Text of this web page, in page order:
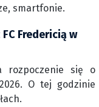
smartfonie.
Fredericią w
rozpoczenie się o
O tej godzinie